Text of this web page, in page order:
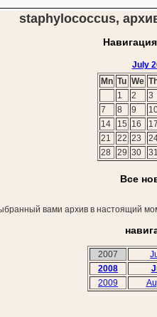
staphylococcus,
July
Mn Tu We
1
2
3
7
8 9
14
15 16
21
22 23
28
29 30
Все
вами архив в настоящий
2007
2008
2009